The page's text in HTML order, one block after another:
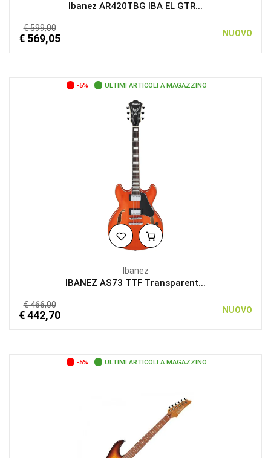
Ibanez AR420TBG IBA EL GTR...
€ 599,00
€ 569,05 NUOVO
-5% ULTIMI ARTICOLI A MAGAZZINO
Ibanez
IBANEZ AS73 TTF Transparent...
€ 466,00
€ 442,70 NUOVO
-5% ULTIMI ARTICOLI A MAGAZZINO